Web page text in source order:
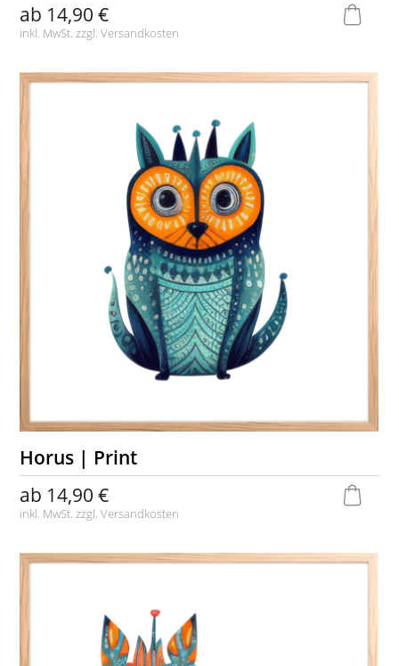
ab 14,90 €
inkl. MwSt. zzgl.Versandkosten
Horus | Print
ab 14,90 €
inkl. MwSt. zzgl.Versandkosten